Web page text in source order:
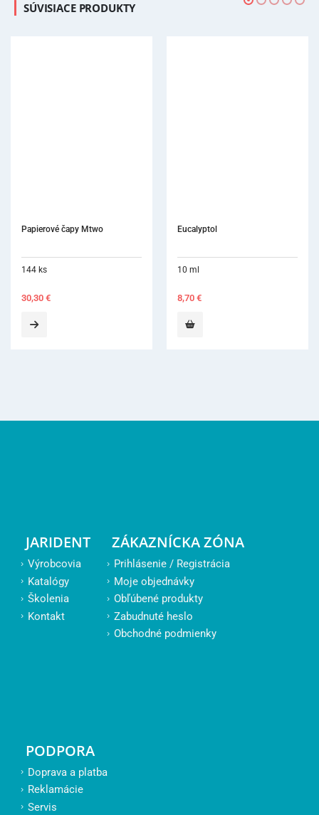
SÚVISIACE PRODUKTY
Papierové čapy Mtwo
144 ks
30,30 €
Eucalyptol
10 ml
8,70 €
JARIDENT
Výrobcovia
Katalógy
Školenia
Kontakt
ZÁKAZNÍCKA ZÓNA
Prihlásenie / Registrácia
Moje objednávky
Obľúbené produkty
Zabudnuté heslo
Obchodné podmienky
PODPORA
Doprava a platba
Reklamácie
Servis